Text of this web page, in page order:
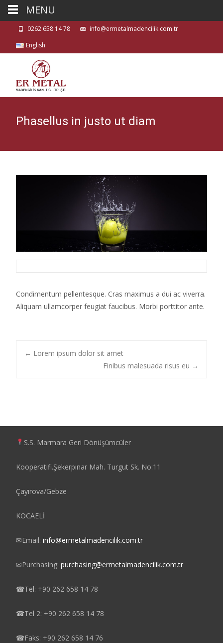
0262 658 14 78
info@ermetalmadencilik.com.tr
English
Phasellus in justo ut diam
Condimentum pellentesque. Cras maximus a dui ac viverra.
Aliquam ullamcorper feugiat faucibus. Morbi porttitor ante.
← Lorem ipsum dolor sit amet
Finibus malesuada risus eu →
S.S. Marmara Geri Dönüşümcüler
Kooperatifi.Şekerpınar Mah. Turgut Sk. No:11
Çayırova/Gebze
KOCAELİ
✉Email: info@ermetalmadencilik.com.tr
✉Purchasing: purchasing@ermetalmadencilik.com.tr
☎Tel: +90 262 658 14 78
☎Tel 2: +90 262 658 14 78
☎Faks: +90 262 658 14 76
MENU